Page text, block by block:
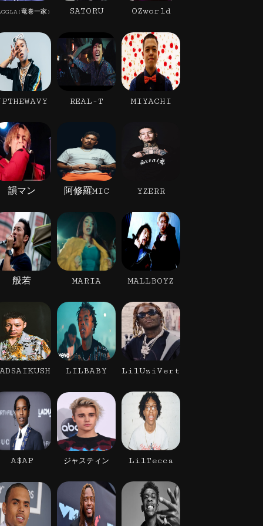
竜巻一家) SATORU OZworld
REAL-T MIYACHI
韻マン 阿修羅MIC YZERR
般若 MARIA MALLBOYZ
LILBABY LilUziVert
A$AP ジャスティン LilTecca